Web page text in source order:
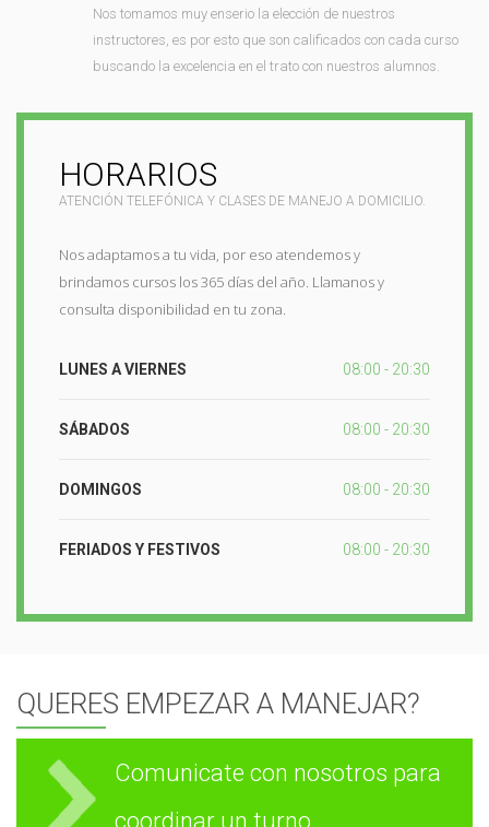
Nos tomamos muy enserio la elección de nuestros
instructores, es por esto que son calificados con cada curso
buscando la excelencia en el trato con nuestros alumnos.
HORARIOS
ATENCIÓN TELEFÓNICA Y CLASES DE MANEJO A DOMICILIO.
Nos adaptamos a tu vida, por eso atendemos y
brindamos cursos los 365 días del año. Llamanos y
consulta disponibilidad en tu zona.
LUNES A VIERNES 08:00 - 20:30
SÁBADOS 08:00 - 20:30
DOMINGOS 08:00 - 20:30
FERIADOS Y FESTIVOS 08:00 - 20:30
QUERES EMPEZAR A MANEJAR?
Comunicate con nosotros para
coordinar un turno.